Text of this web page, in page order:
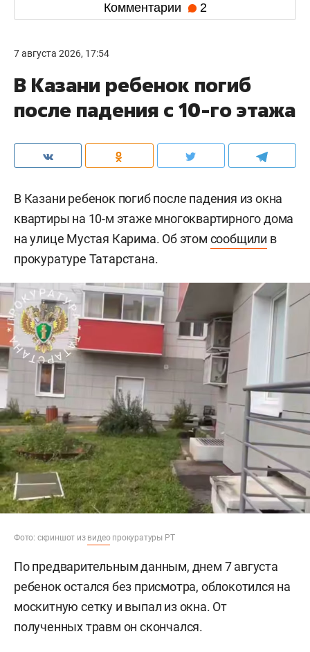
Комментарии 2
7 августа 2026, 17:54
В Казани ребенок погиб
после падения с 10-го этажа
В Казани ребенок погиб после падения из окна
квартиры на 10-м этаже многоквартирного дома
на улице Мустая Карима. Об этом сообщили в
прокуратуре Татарстана.
Фото: скриншот из видеопрокуратуры РТ
По предварительным данным, днем 7 августа
ребенок остался без присмотра, облокотился на
москитную сетку и выпал из окна. От
полученных травм он скончался.